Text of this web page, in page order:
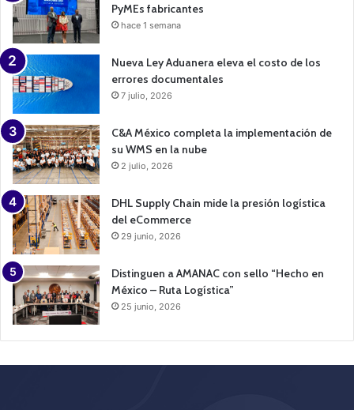
PyMEs fabricantes
hace 1 semana
Nueva Ley Aduanera eleva el costo de los
errores documentales
7 julio, 2026
C&A México completa la implementación de
su WMS en la nube
2 julio, 2026
DHL Supply Chain mide la presión logística
del eCommerce
29 junio, 2026
Distinguen a AMANAC con sello “Hecho en
México – Ruta Logística”
25 junio, 2026